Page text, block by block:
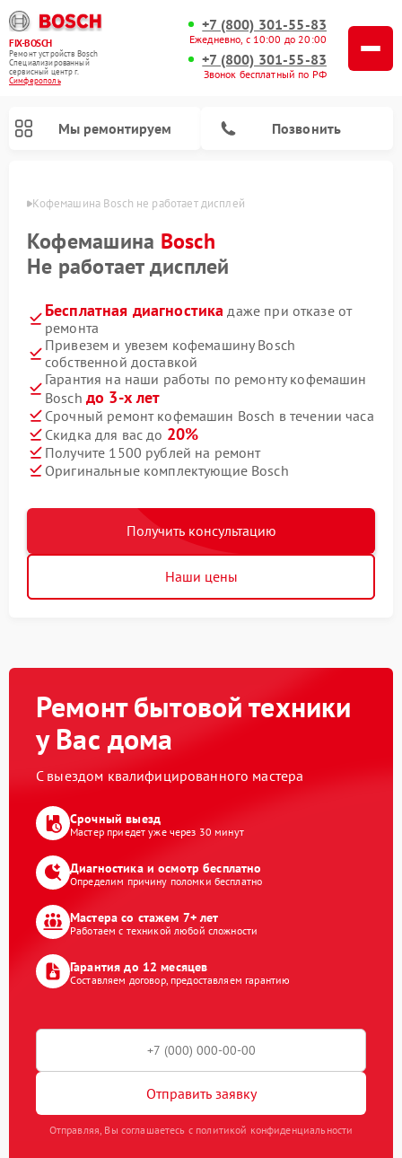
FIX-BOSCH
Ремонт устройств Bosch
Специализированный
cервисный центр г.
Симферополь
+7 (800) 301-55-83
Ежедневно, с 10:00 до 20:00
+7 (800) 301-55-83
Звонок бесплатный по РФ
Мы ремонтируем Позвонить
Кофемашина Bosch не работает дисплей
Кофемашина Bosch
Не работает дисплей
Бесплатная диагностика даже при отказе от
ремонта
Привезем и увезем кофемашину Bosch
собственной доставкой
Гарантия на наши работы по ремонту кофемашин
Bosch до 3-х лет
Срочный ремонт кофемашин Bosch в течении часа
Скидка для вас до 20%
Получите 1500 рублей на ремонт
Оригинальные комплектующие Bosch
Получить консультацию
Наши цены
Ремонт бытовой техники
у Вас дома
С выездом квалифицированного мастера
Срочный выезд
Мастер приедет уже через 30 минут
Диагностика и осмотр бесплатно
Определим причину поломки бесплатно
Мастера со стажем 7+ лет
Работаем с техникой любой сложности
Гарантия до 12 месяцев
Составляем договор, предоставляем гарантию
Отправить заявку
Отправляя, Вы соглашаетесь с политикой конфиденциальности